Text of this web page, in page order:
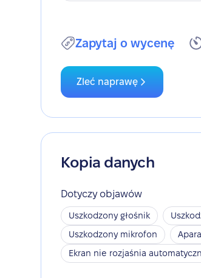
Zapytaj o wycenę
Zleć naprawę
Kopia danych
Dotyczy objawów
Uszkodzony głośnik
Uszkodzony mikrofon
Ekran nie rozjaśnia